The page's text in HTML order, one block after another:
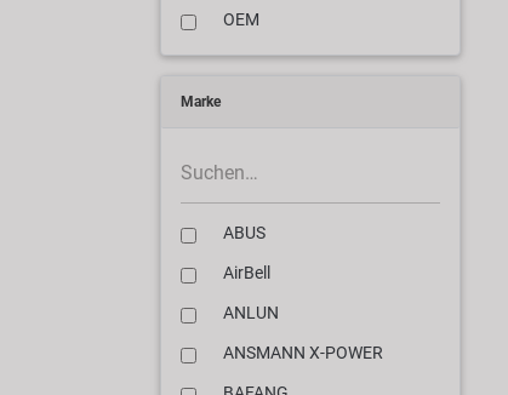
OEM
Marke
ABUS
AirBell
ANLUN
ANSMANN X-POWER